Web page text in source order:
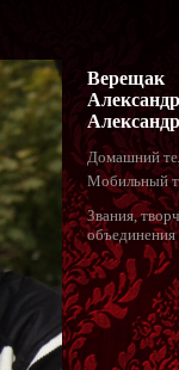
Верещак
Александр
Домашний
Мобильный
Звания,
объединения